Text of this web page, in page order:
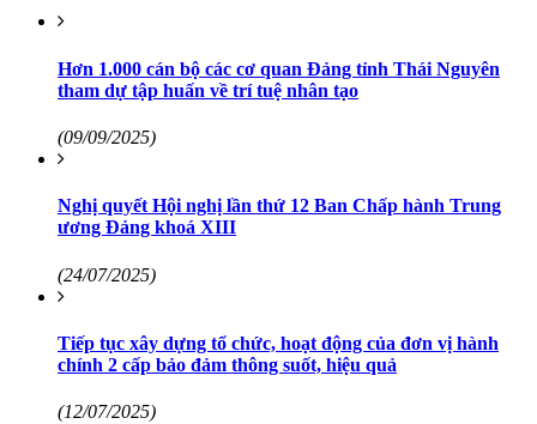
Hơn 1.000 cán bộ các cơ quan Đảng tỉnh Thái Nguyên
tham dự tập huấn về trí tuệ nhân tạo
(09/09/2025)
Nghị quyết Hội nghị lần thứ 12 Ban Chấp hành Trung
ương Đảng khoá XIII
(24/07/2025)
Tiếp tục xây dựng tổ chức, hoạt động của đơn vị hành
chính 2 cấp bảo đảm thông suốt, hiệu quả
(12/07/2025)